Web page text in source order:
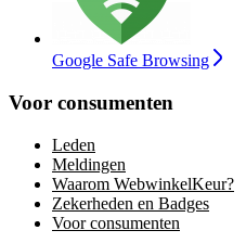
Google Safe Browsing
Voor consumenten
Leden
Meldingen
Waarom WebwinkelKeur?
Zekerheden en Badges
Voor consumenten